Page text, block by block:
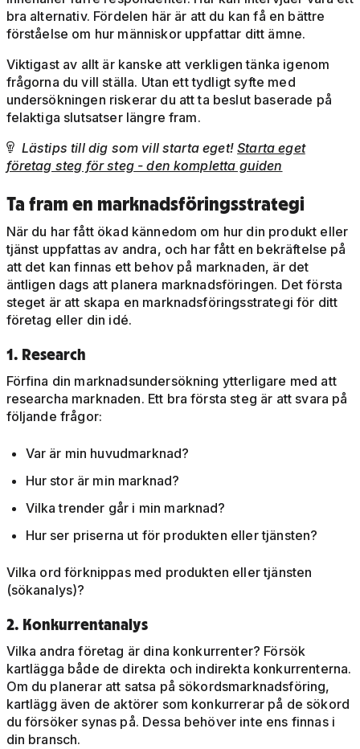
bra alternativ. Fördelen här är att du kan få en bättre
förståelse om hur människor uppfattar ditt ämne.
Viktigast av allt är kanske att verkligen tänka igenom
frågorna du vill ställa. Utan ett tydligt syfte med
undersökningen riskerar du att ta beslut baserade på
felaktiga slutsatser längre fram.
 Lästips till dig som vill starta eget!Starta eget
företag steg för steg - den kompletta guiden
Ta fram en marknadsföringsstrategi
När du har fått ökad kännedom om hur din produkt eller
tjänst uppfattas av andra, och har fått en bekräftelse på
att det kan finnas ett behov på marknaden, är det
äntligen dags att planera marknadsföringen. Det första
steget är att skapa en marknadsföringsstrategi för ditt
företag eller din idé.
1. Research
Förfina din marknadsundersökning ytterligare med att
researcha marknaden. Ett bra första steg är att svara på
följande frågor:
Var är min huvudmarknad?
Hur stor är min marknad?
Vilka trender går i min marknad?
Hur ser priserna ut för produkten eller tjänsten?
Vilka ord förknippas med produkten eller tjänsten
(sökanalys)?
2. Konkurrentanalys
Vilka andra företag är dina konkurrenter? Försök
kartlägga både de direkta och indirekta konkurrenterna.
Om du planerar att satsa på sökordsmarknadsföring,
kartlägg även de aktörer som konkurrerar på de sökord
du försöker synas på. Dessa behöver inte ens finnas i
din bransch.